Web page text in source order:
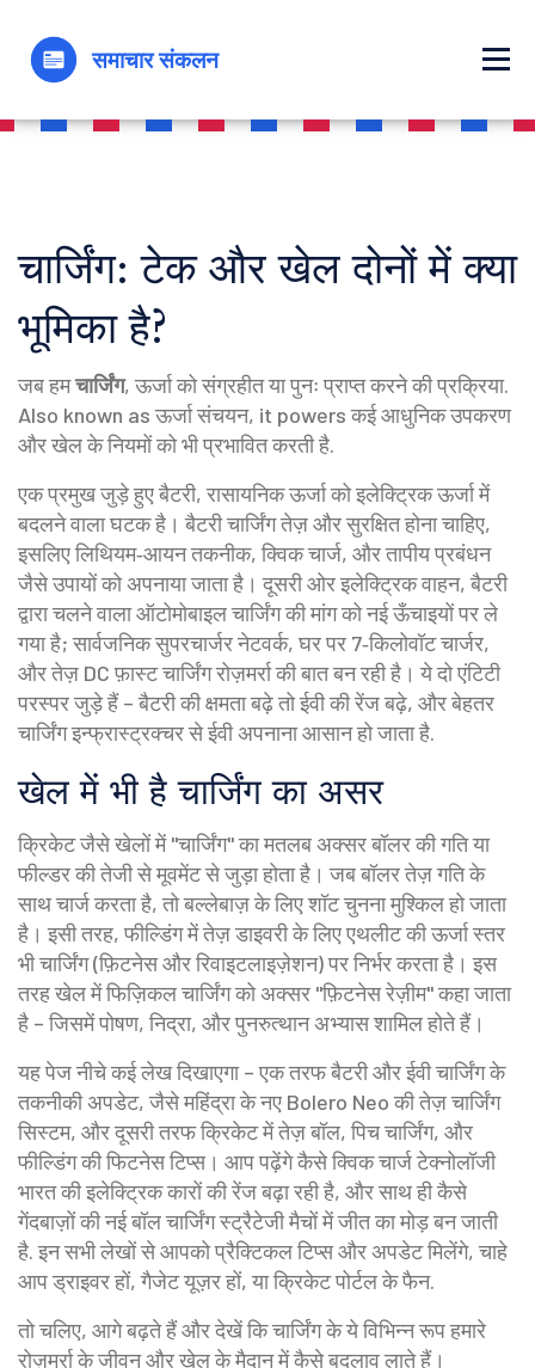
चार्जिंग: टेक और खेल दोनों में क्या
भूमिका है?
जब हमचार्जिंग,ऊर्जा को संग्रहीत या पुनः प्राप्त करने की प्रक्रिया.
Also known asऊर्जा संचयन, it powers कई आधुनिक उपकरण
और खेल के नियमों को भी प्रभावित करती है.
एक प्रमुख जुड़े हुएबैटरी,रासायनिक ऊर्जा को इलेक्ट्रिक ऊर्जा में
बदलने वाला घटकहै। बैटरी चार्जिंग तेज़ और सुरक्षित होना चाहिए,
इसलिए लिथियम‑आयन तकनीक, क्विक चार्ज, और तापीय प्रबंधन
जैसे उपायों को अपनाया जाता है। दूसरी ओरइलेक्ट्रिक वाहन,बैटरी
द्वारा चलने वाला ऑटोमोबाइलचार्जिंग की मांग को नई ऊँचाइयों पर ले
गया है; सार्वजनिक सुपरचार्जर नेटवर्क, घर पर 7‑किलोवॉट चार्जर,
और तेज़ DC फ़ास्ट चार्जिंग रोज़मर्रा की बात बन रही है। ये दो एंटिटी
परस्पर जुड़े हैं – बैटरी की क्षमता बढ़े तो ईवी की रेंज बढ़े, और बेहतर
चार्जिंग इन्फ्रास्ट्रक्चर से ईवी अपनाना आसान हो जाता है.
खेल में भी है चार्जिंग का असर
क्रिकेट जैसे खेलों में "चार्जिंग" का मतलब अक्सर बॉलर की गति या
फील्डर की तेजी से मूवमेंट से जुड़ा होता है। जब बॉलर तेज़ गति के
साथ चार्ज करता है, तो बल्लेबाज़ के लिए शॉट चुनना मुश्किल हो जाता
है। इसी तरह, फील्डिंग में तेज़ डाइवरी के लिए एथलीट की ऊर्जा स्तर
भी चार्जिंग (फ़िटनेस और रिवाइटलाइज़ेशन) पर निर्भर करता है। इस
तरह खेल में फिज़िकल चार्जिंग को अक्सर "फ़िटनेस रेज़ीम" कहा जाता
है – जिसमें पोषण, निद्रा, और पुनरुत्थान अभ्यास शामिल होते हैं।
यह पेज नीचे कई लेख दिखाएगा – एक तरफ बैटरी और ईवी चार्जिंग के
तकनीकी अपडेट, जैसे महिंद्रा के नए Bolero Neo की तेज़ चार्जिंग
सिस्टम, और दूसरी तरफ क्रिकेट में तेज़ बॉल, पिच चार्जिंग, और
फील्डिंग की फिटनेस टिप्स। आप पढ़ेंगे कैसे क्विक चार्ज टेक्नोलॉजी
भारत की इलेक्ट्रिक कारों की रेंज बढ़ा रही है, और साथ ही कैसे
गेंदबाज़ों की नई बॉल चार्जिंग स्ट्रैटेजी मैचों में जीत का मोड़ बन जाती
है. इन सभी लेखों से आपको प्रैक्टिकल टिप्स और अपडेट मिलेंगे, चाहे
आप ड्राइवर हों, गैजेट यूज़र हों, या क्रिकेट पोर्टल के फैन.
तो चलिए, आगे बढ़ते हैं और देखें कि चार्जिंग के ये विभिन्न रूप हमारे
रोज़मर्रा के जीवन और खेल के मैदान में कैसे बदलाव लाते हैं।